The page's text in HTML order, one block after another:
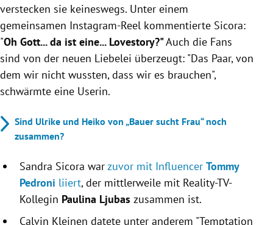
verstecken sie keineswegs. Unter einem
gemeinsamen Instagram-Reel kommentierte Sicora:
"Oh Gott... da ist eine... Lovestory?"Auch die Fans
sind von der neuen Liebelei überzeugt: "Das Paar, von
dem wir nicht wussten, dass wir es brauchen",
schwärmte eine Userin.
Sind Ulrike und Heiko von „Bauer sucht Frau“ noch
zusammen?
Sandra Sicora warzuvor mit Influencer Tommy
Pedroni liiert, der mittlerweile mit Reality-TV-
Kollegin Paulina Ljubas zusammen ist.
Calvin Kleinen datete unter anderem "Temptation